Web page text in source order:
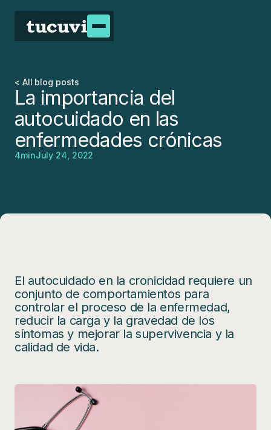
< All blog posts
La importancia del
autocuidado en las
enfermedades crónicas
4minJuly 24, 2022
El autocuidado en la cronicidad requiere un
conjunto de comportamientos para
controlar el proceso de la enfermedad,
reducir la carga y la gravedad de los
síntomas y mejorar la supervivencia y la
calidad de vida.